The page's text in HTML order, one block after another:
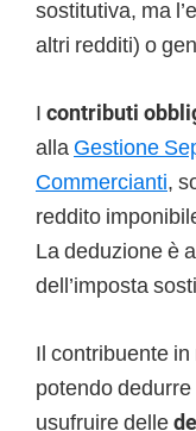
sostitutiva, ma
altri redditi) o
I contributi
alla Gestione
Commercianti,
reddito
La deduzione è
dell’imposta
Il contribuente
potendo dedurre
usufruire delle